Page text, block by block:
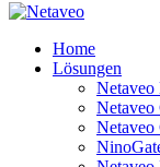
Home
Lösungen
Netaveo
Netaveo